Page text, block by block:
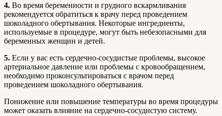
4. Во время беременности и грудного вскармливания
рекомендуется обратиться к врачу перед проведением
шоколадного обертывания. Некоторые ингредиенты,
используемые в процедуре, могут быть небезопасными для
беременных женщин и детей.
5. Если у вас есть сердечно-сосудистые проблемы, высокое
артериальное давление или проблемы с кровообращением,
необходимо проконсультироваться с врачом перед
проведением шоколадного обертывания.
Понижение или повышение температуры во время процедуры
может оказать влияние на сердечно-сосудистую систему.